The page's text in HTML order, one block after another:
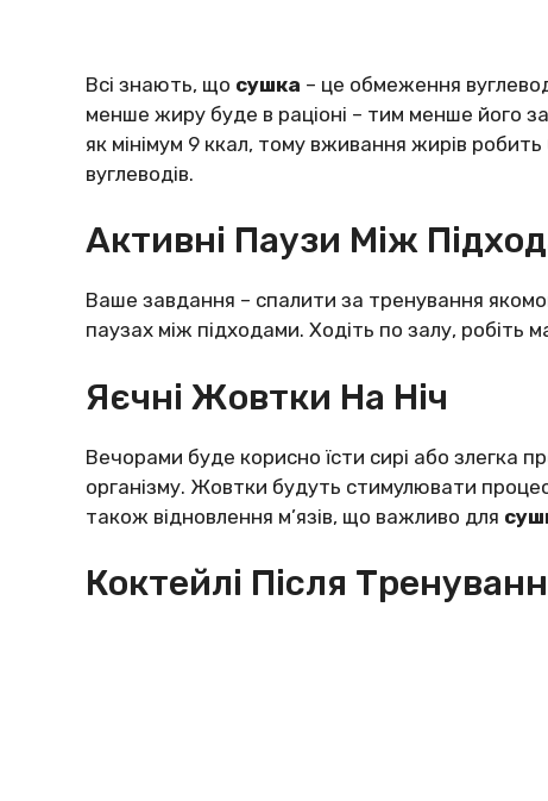
Всі знають, що сушка – це обмеження
менше жиру буде в раціоні – тим менше його
як мінімум 9 ккал, тому вживання жирів
вуглеводів.
Активні Паузи Між
Ваше завдання – спалити за тренування
паузах між підходами. Ходіть по залу, робіть
Яєчні Жовтки На Ніч
Вечорами буде корисно їсти сирі або злегка
організму. Жовтки будуть стимулювати
також відновлення м’язів, що важливо для
Коктейлі Після